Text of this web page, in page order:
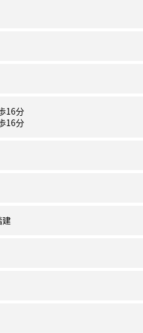
16分
16分
建